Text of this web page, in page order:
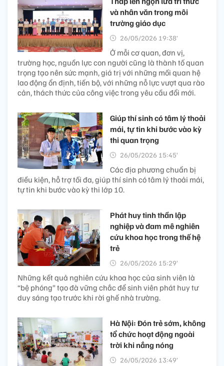
và nhân văn trong môi
trường giáo dục
26/05/2026 19:38’
Ở mỗi cơ quan, đơn vị,
trường học, nguồn lực con người cũng là thành tố quan
trọng tạo nên sức mạnh, giá trị với những mối quan hệ
lao động ổn định, tiến bộ, với những nỗ lực vượt qua rào
cản, thách thức của công việc trong yêu cầu đổi mới.
Giúp thí sinh có tâm lý thoải
mái, tự tin khi bước vào kỳ
thi quan trọng
26/05/2026 15:45’
Các địa phương chuẩn bị
điều kiện, hỗ trợ tối đa, giúp thí sinh có tâm lý thoải mái,
tự tin khi bước vào kỳ thi lớp 10.
Phát huy tinh thần lập
nghiệp và đam mê nghiên
cứu khoa học trong thế hệ
trẻ
26/05/2026 15:29’
Những kết quả nghiên cứu khoa học của sinh viên là
“bệ phóng” tạo đà vững chắc để sinh viên phát huy tư
duy sáng tạo trước khi rời ghế nhà trường.
Hà Nội: Đón trẻ sớm, không
tổ chức hoạt động ngoài
trời khi nắng nóng
26/05/2026 13:49’